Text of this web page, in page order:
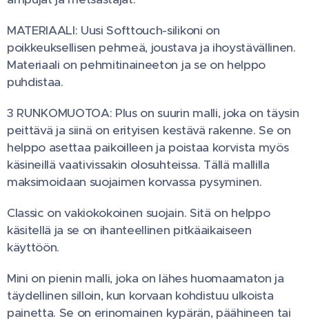
MATERIAALI: Uusi Softtouch-silikoni on
poikkeuksellisen pehmeä, joustava ja ihoystävällinen.
Materiaali on pehmitinaineeton ja se on helppo
puhdistaa.
3 RUNKOMUOTOA: Plus on suurin malli, joka on täysin
peittävä ja siinä on erityisen kestävä rakenne. Se on
helppo asettaa paikoilleen ja poistaa korvista myös
käsineillä vaativissakin olosuhteissa. Tällä mallilla
maksimoidaan suojaimen korvassa pysyminen.
Classic on vakiokokoinen suojain. Sitä on helppo
käsitellä ja se on ihanteellinen pitkäaikaiseen
käyttöön.
Mini on pienin malli, joka on lähes huomaamaton ja
täydellinen silloin, kun korvaan kohdistuu ulkoista
painetta. Se on erinomainen kypärän, päähineen tai